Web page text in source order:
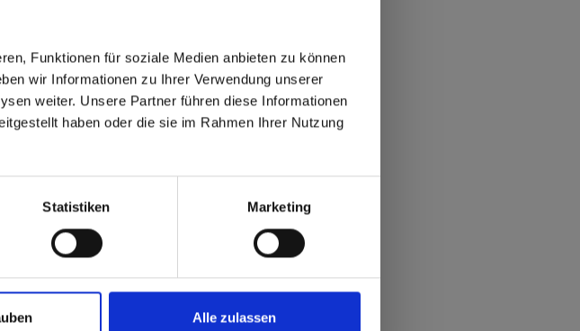
Funktionen für soziale Medien anbieten zu können
wir Informationen zu Ihrer Verwendung unserer
weiter. Unsere Partner führen diese Informationen
haben oder die sie im Rahmen Ihrer Nutzung
Statistiken Marketing
Alle zulassen
or discover what Fundermax offers in Europe
Europe / Rest of the World